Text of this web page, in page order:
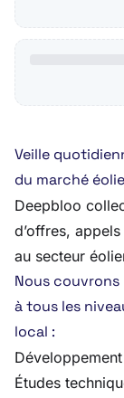
Veille
du marché
Deepbloo
d’offres,
au secteur
Nous couvrons
à tous les
local :
Études